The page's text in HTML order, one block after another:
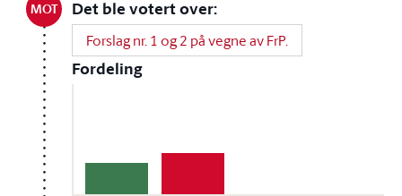
MOT Det ble votert over:
Forslag nr. 1 og 2 på vegne av FrP.
Fordeling